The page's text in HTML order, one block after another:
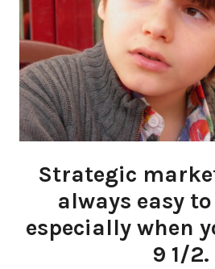
Strategic
always easy
especially when
9 1/2.